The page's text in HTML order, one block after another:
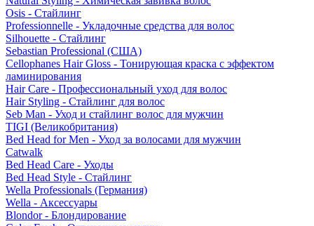
Osis - Стайлинг
Professionnelle - Укладочные средства для волос
Silhouette - Стайлинг
Sebastian Professional (США)
Cellophanes Hair Gloss - Тонирующая краска с эффектом
ламинирования
Hair Care - Профессиональный уход для волос
Hair Styling - Стайлинг для волос
Seb Man - Уход и стайлинг волос для мужчин
TIGI (Великобритания)
Bed Head for Men - Уход за волосами для мужчин
Catwalk
Bed Head Care - Уходы
Bed Head Style - Стайлинг
Wella Professionals (Германия)
Wella - Аксессуары
Blondor - Блондирование